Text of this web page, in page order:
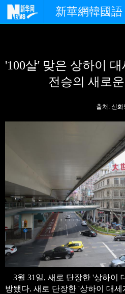
新華網韓國語
경제 사회
중한교류 핫 TV
'100살' 맞은 상하이
전승의 새로
출처: 신화
3월 31일, 새로 단장한 '상하이
방됐다. 새로 단장한 '상하이 대